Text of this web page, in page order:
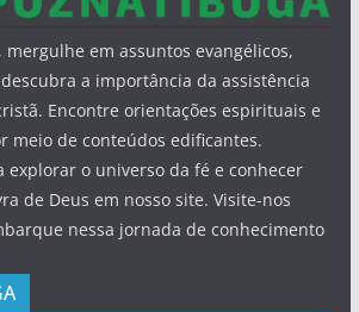
mergulhe em assuntos evangélicos,
a importância da assistência
Encontre orientações espirituais e
meio de conteúdos edificantes.
explorar o universo da fé e conhecer
de Deus em nosso site. Visite-nos
nessa jornada de conhecimento